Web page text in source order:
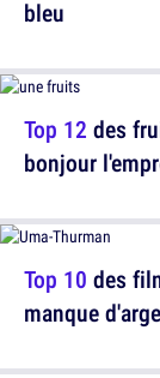
bleu
Top 10 des
manque
Top 12 des
bonjour